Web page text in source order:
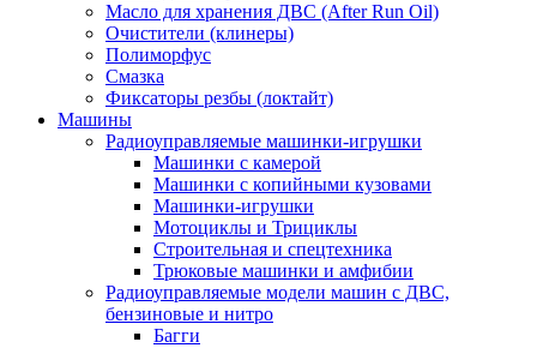
Масло для хранения ДВС (After Run Oil)
Очистители (клинеры)
Полиморфус
Смазка
Фиксаторы резбы (локтайт)
Машины
Радиоуправляемые машинки-игрушки
Машинки с камерой
Машинки с копийными кузовами
Машинки-игрушки
Мотоциклы и Трициклы
Строительная и спецтехника
Трюковые машинки и амфибии
Радиоуправляемые модели машин с ДВС,
бензиновые и нитро
Багги